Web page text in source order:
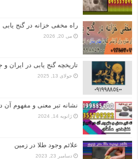
راه مخفی خزانه در گنج یابی
می 20, 2026
تاریخچه گنج‌ یابی در ایران و
جولای 13, 2025
نشانه تبر معنی و مفهوم آن
ژانویه 14, 2024
علائم وجود طلا در زمین
دسامبر 23, 2023